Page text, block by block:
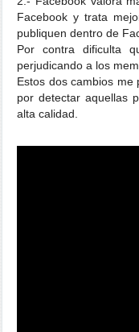
Facebook y trata
publiquen dentro de
Por contra dificulta
perjudicando a los
Estos dos cambios
por detectar aquellas
alta calidad.